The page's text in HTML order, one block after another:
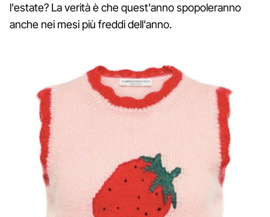
l'estate? La verità è che quest'anno spopoleranno
anche nei mesi più freddi dell'anno.